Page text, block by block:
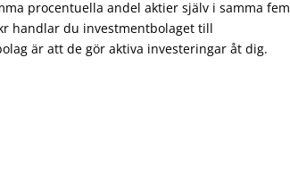
procentuella andel aktier själv i samma fem
handlar du investmentbolaget till
är att de gör aktiva investeringar åt dig.